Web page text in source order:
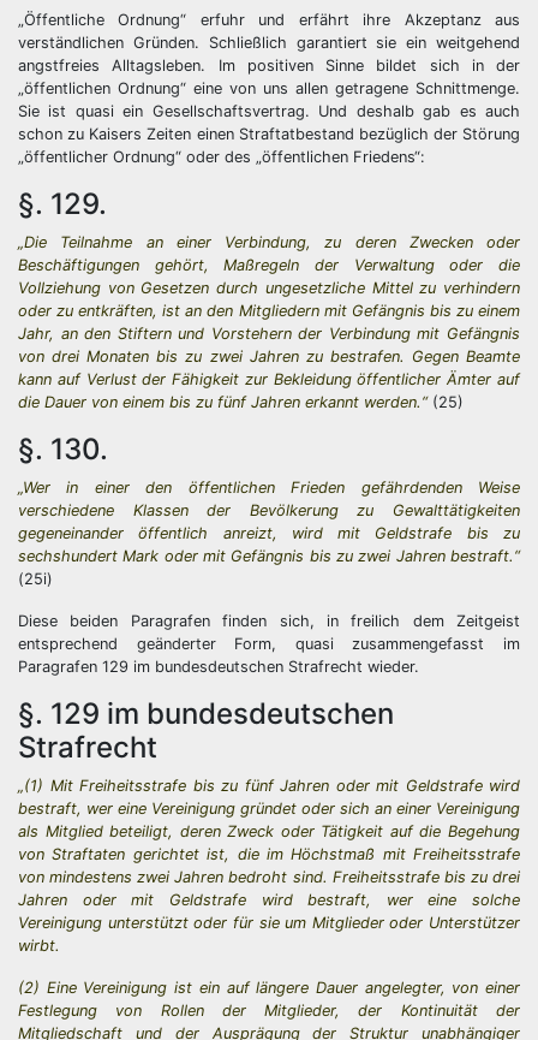
„Öffentliche Ordnung“ erfuhr und erfährt ihre Akzeptanz aus
verständlichen Gründen. Schließlich garantiert sie ein weitgehend
angstfreies Alltagsleben. Im positiven Sinne bildet sich in der
„öffentlichen Ordnung“ eine von uns allen getragene Schnittmenge.
Sie ist quasi ein Gesellschaftsvertrag. Und deshalb gab es auch
schon zu Kaisers Zeiten einen Straftatbestand bezüglich der Störung
„öffentlicher Ordnung“ oder des „öffentlichen Friedens“:
§. 129.
„Die Teilnahme an einer Verbindung, zu deren Zwecken oder
Beschäftigungen gehört, Maßregeln der Verwaltung oder die
Vollziehung von Gesetzen durch ungesetzliche Mittel zu verhindern
oder zu entkräften, ist an den Mitgliedern mit Gefängnis bis zu einem
Jahr, an den Stiftern und Vorstehern der Verbindung mit Gefängnis
von drei Monaten bis zu zwei Jahren zu bestrafen. Gegen Beamte
kann auf Verlust der Fähigkeit zur Bekleidung öffentlicher Ämter auf
die Dauer von einem bis zu fünf Jahren erkannt werden.“(25)
§. 130.
„Wer in einer den öffentlichen Frieden gefährdenden Weise
verschiedene Klassen der Bevölkerung zu Gewalttätigkeiten
gegeneinander öffentlich anreizt, wird mit Geldstrafe bis zu
sechshundert Mark oder mit Gefängnis bis zu zwei Jahren bestraft.“
(25i)
Diese beiden Paragrafen finden sich, in freilich dem Zeitgeist
entsprechend geänderter Form, quasi zusammengefasst im
Paragrafen 129 im bundesdeutschen Strafrecht wieder.
§. 129 im bundesdeutschen
Strafrecht
„(1) Mit Freiheitsstrafe bis zu fünf Jahren oder mit Geldstrafe wird
bestraft, wer eine Vereinigung gründet oder sich an einer Vereinigung
als Mitglied beteiligt, deren Zweck oder Tätigkeit auf die Begehung
von Straftaten gerichtet ist, die im Höchstmaß mit Freiheitsstrafe
von mindestens zwei Jahren bedroht sind. Freiheitsstrafe bis zu drei
Jahren oder mit Geldstrafe wird bestraft, wer eine solche
Vereinigung unterstützt oder für sie um Mitglieder oder Unterstützer
wirbt.
(2) Eine Vereinigung ist ein auf längere Dauer angelegter, von einer
Festlegung von Rollen der Mitglieder, der Kontinuität der
Mitgliedschaft und der Ausprägung der Struktur unabhängiger